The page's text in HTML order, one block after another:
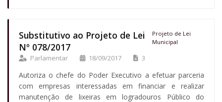
Substitutivo ao Projeto de Lei
Nº 078/2017
Projeto de Lei
Municipal
Parlamentar 18/09/2017 3
Autoriza o chefe do Poder Executivo a efetuar parceria
com empresas interessadas em financiar e realizar
manutenção de lixeiras em logradouros Público do